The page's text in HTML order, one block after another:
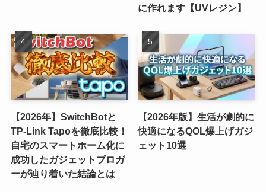
に作れます【UVレジン】
【2026年】SwitchBotと
TP-Link Tapoを徹底比較！
自宅のスマートホーム化に
成功したガジェットブロガ
ーが辿り着いた結論とは
【2026年版】生活が劇的に
快適になるQOL爆上げガジ
ェット10選